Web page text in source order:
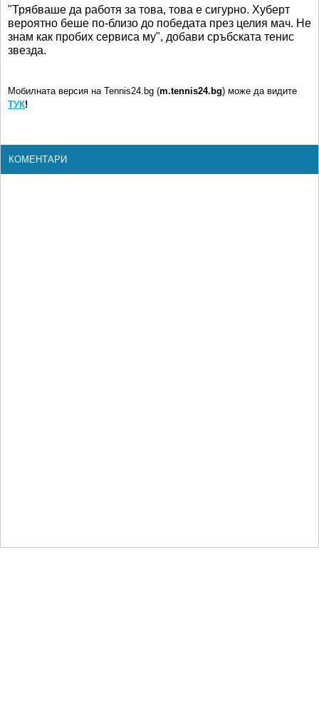
"Трябваше да работя за това, това е сигурно. Хуберт
вероятно беше по-близо до победата през целия мач. Не
знам как пробих сервиса му", добави сръбската тенис
звезда.
Мобилната версия на Tennis24.bg (m.tennis24.bg) може да видите
ТУК!
КОМЕНТАРИ